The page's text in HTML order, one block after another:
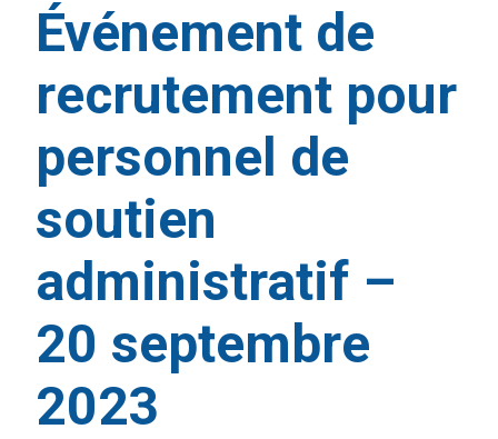
Événement de
recrutement pour
personnel de
soutien
administratif –
20 septembre
2023